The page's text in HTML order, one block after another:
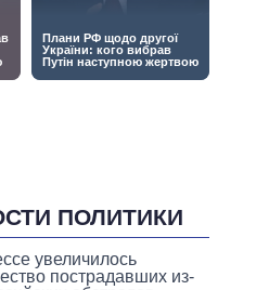
ПОЛИТИКИ
увеличилось
пострадавших из-